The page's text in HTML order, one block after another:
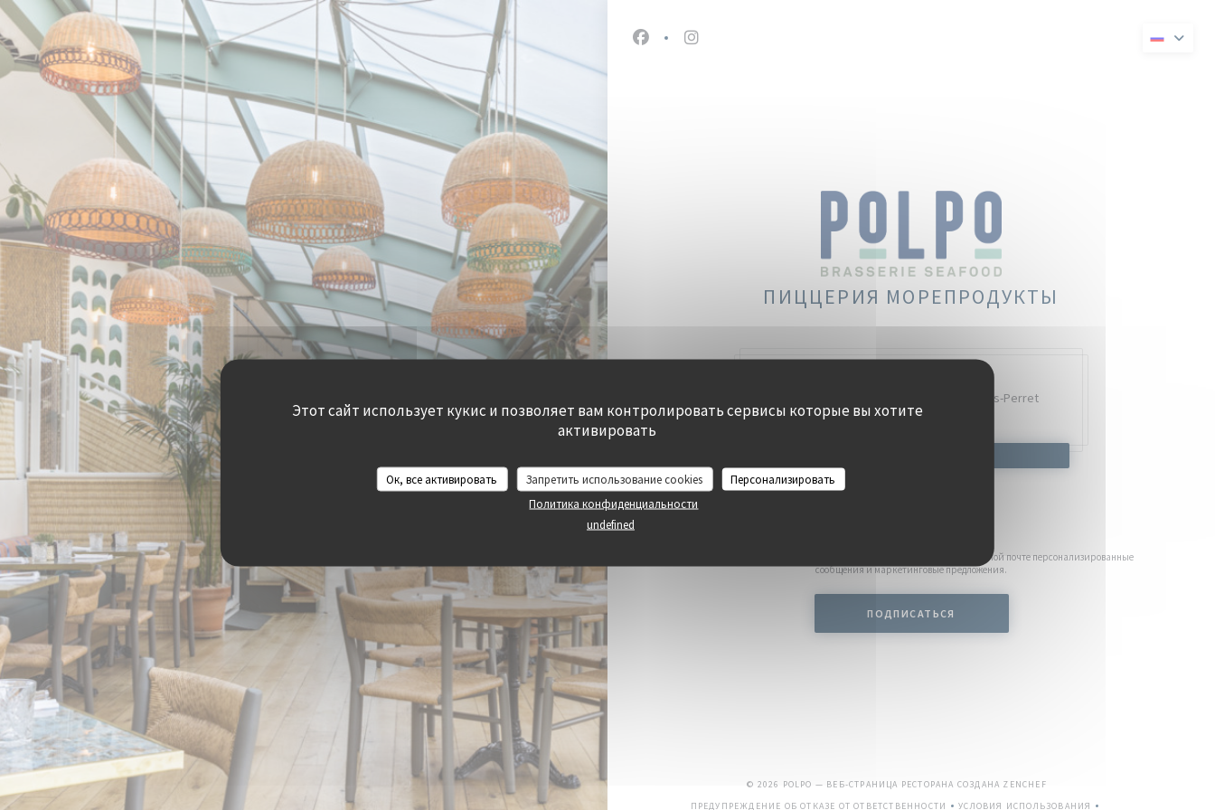
Панель управления cookies
Этот сайт использует кукис и позволяет вам контролировать сервисы которые вы хотите
активировать
Ок, все активировать Запретить использование cookies
Персонализировать
Политика конфиденциальности
undefined
Facebook ((открывается в новом окне))
Instagram ((открывается в новом окне))
ПИЦЦЕРИЯ МОРЕПРОДУКТЫ
92300 Levallois-Perret
Подпишитесь на нашу рассылку, чтобы получать от нас по электронной почте персонализированные
сообщения и маркетинговые предложения.
ПОДПИСАТЬСЯ
© 2026 POLPO — ВЕБ-СТРАНИЦА РЕСТОРАНА СОЗДАНА ZENCHEF((ОТКРЫВАЕТСЯ В НОВОМ ОКНЕ))
ПРЕДУПРЕЖДЕНИЕ ОБ ОТКАЗЕ ОТ ОТВЕТСТВЕННОСТИ
УСЛОВИЯ ИСПОЛЬЗОВАНИЯ